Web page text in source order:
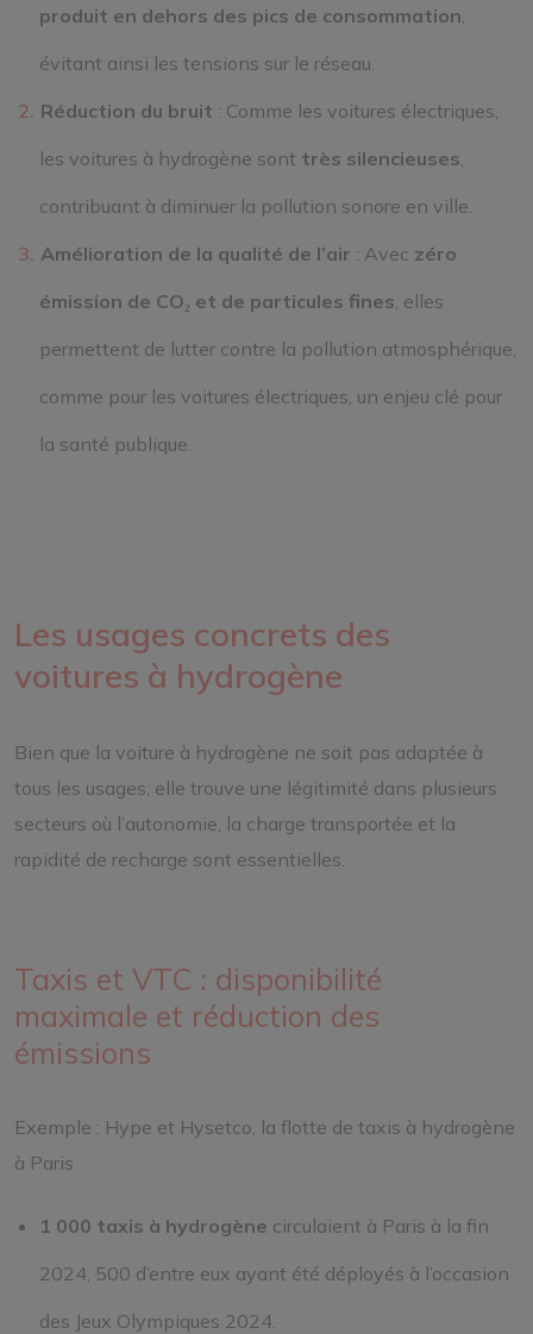
produit en dehors des pics de consommation
évitant ainsi les tensions sur le réseau.
Réduction du bruit : Comme les voitures électriques,
les voitures à hydrogène sont très silencieuses
contribuant à diminuer la pollution sonore en ville.
Amélioration de la qualité de l’air : Avec zéro
émission de CO₂ et de particules fines , elles
permettent de lutter contre la pollution atmosphérique,
comme pour les voitures électriques, un enjeu clé pour
la santé publique.
Les usages concrets des
voitures à hydrogène
Bien que la voiture à hydrogène ne soit pas adaptée à
tous les usages, elle trouve une légitimité dans plusieurs
secteurs où l’autonomie, la charge transportée et la
rapidité de recharge sont essentielles.
Taxis et VTC : disponibilité
maximale et réduction des
émissions
Exemple : Hype et Hysetco, la flotte de taxis à hydrogène
à Paris
1 000 taxis à hydrogène circulaient à Paris à la fin
2024, 500 d’entre eux ayant été déployés à l’occasion
des Jeux Olympiques 2024.